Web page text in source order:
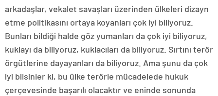
arkadaşlar, vekalet savaşları üzerinden ülkeleri dizayn
etme politikasını ortaya koyanları çok iyi biliyoruz.
Bunları bildiği halde göz yumanları da çok iyi biliyoruz,
kuklayı da biliyoruz, kuklacıları da biliyoruz. Sırtını terör
örgütlerine dayayanları da biliyoruz. Ama şunu da çok
iyi bilsinler ki, bu ülke terörle mücadelede hukuk
çerçevesinde başarılı olacaktır ve eninde sonunda